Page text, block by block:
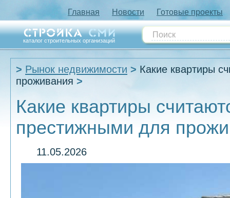
Главная Новости Готовые проекты
каталог строительных организаций
Рынок недвижимости
Какие квартиры
проживания
Какие квартиры
престижными для
11.05.2026